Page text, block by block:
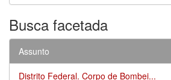
Busca facetada
Assunto
Distrito Federal. Corpo de Bombei...